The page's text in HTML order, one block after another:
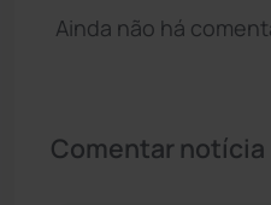
Ainda não há
Comentar notícia